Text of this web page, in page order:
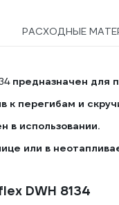
РАСХОДНЫЕ
предназначен для
к перегибам и
в использовании.
или в
DWH 8134